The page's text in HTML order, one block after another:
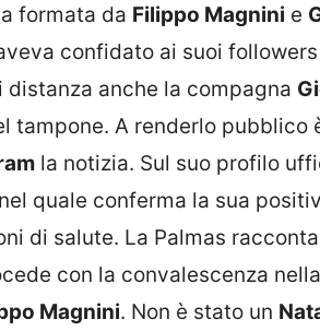
formata da Filippo Magnini e
confidato ai suoi
distanza anche la compagna
tampone. A renderlo pubblico
la notizia. Sul suo profilo
quale conferma la sua
di salute. La Palmas
con la convalescenza
Magnini. Non è stato un